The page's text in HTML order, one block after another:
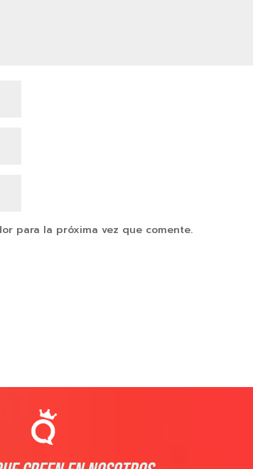
para la próxima vez que comente.